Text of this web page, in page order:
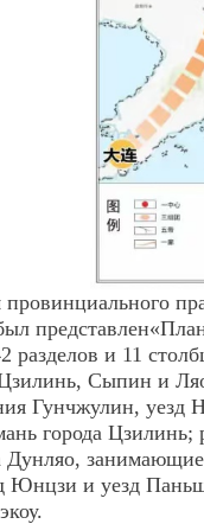
провинциального
разделов и 11
Сыпин и
Гунчжулин, уезд
города Цзилинь;
Юнцзи и уезд